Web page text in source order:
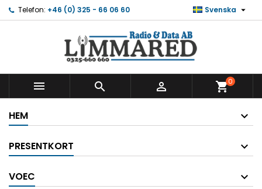
Telefon: +46 (0) 325 - 66 06 60 Svenska 
   shopping_cart0
HEM
PRESENTKORT
VOEC